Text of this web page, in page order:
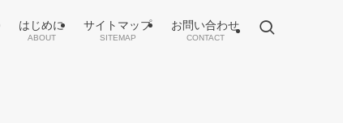
はじめに
ABOUT
サイトマップ
SITEMAP
お問い合わせ
CONTACT